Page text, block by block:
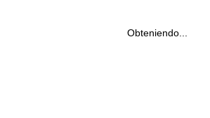
Obteniendo...